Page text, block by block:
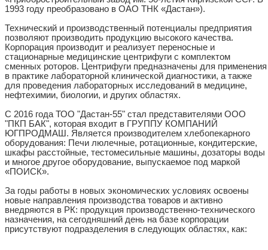
1993 году преобразовано в ОАО ТНК «Дастан»).
Технический и производственный потенциалы предприятия
позволяют производить продукцию высокого качества.
Корпорация производит и реализует переносные и
стационарные медицинские центрифуги с комплектом
сменных роторов. Центрифуги предназначены для применения
в практике лабораторной клинической диагностики, а также
для проведения лабораторных исследований в медицине,
нефтехимии, биологии, и других областях.
С 2016 года ТОО "Дастан-55" стал представителями ООО
"ПКП БАК", которая входит в ГРУППУ КОМПАНИЙ
ЮГПРОДМАШ. Является производителем хлебопекарного
оборудования: Печи люлечные, ротационные, кондитерские,
шкафы расстойные, тестомесильные машины, дозаторы воды
и многое другое оборудование, выпускаемое под маркой
«ПОИСК».
За годы работы в новых экономических условиях освоены
новые направления производства товаров и активно
внедряются в РК: продукция производственно-технического
назначения, на сегодняшний день на базе корпорации
присутствуют подразделения в следующих областях, как: